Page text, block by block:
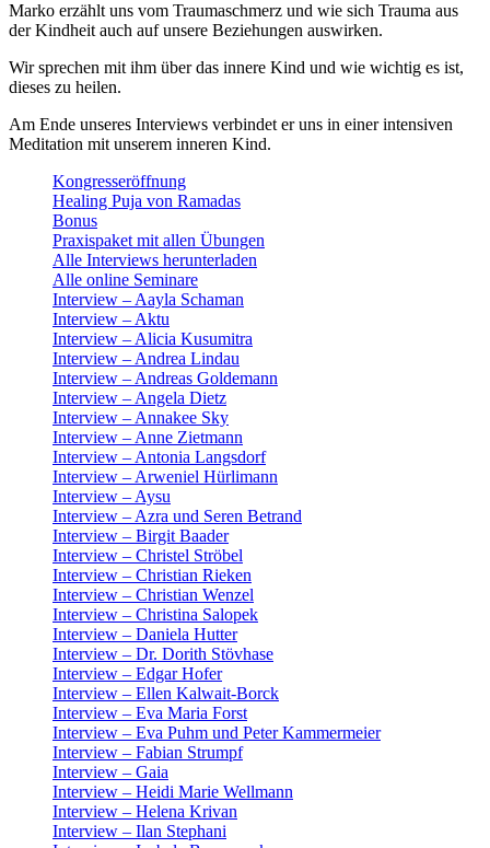
Marko erzählt uns vom Traumaschmerz und wie sich Trauma aus
der Kindheit auch auf unsere Beziehungen auswirken.
Wir sprechen mit ihm über das innere Kind und wie wichtig es ist,
dieses zu heilen.
Am Ende unseres Interviews verbindet er uns in einer intensiven
Meditation mit unserem inneren Kind.
Kongresseröffnung
Healing Puja von Ramadas
Bonus
Praxispaket mit allen Übungen
Alle Interviews herunterladen
Alle online Seminare
Interview – Aayla Schaman
Interview – Aktu
Interview – Alicia Kusumitra
Interview – Andrea Lindau
Interview – Andreas Goldemann
Interview – Angela Dietz
Interview – Annakee Sky
Interview – Anne Zietmann
Interview – Antonia Langsdorf
Interview – Arweniel Hürlimann
Interview – Aysu
Interview – Azra und Seren Betrand
Interview – Birgit Baader
Interview – Christel Ströbel
Interview – Christian Rieken
Interview – Christian Wenzel
Interview – Christina Salopek
Interview – Daniela Hutter
Interview – Dr. Dorith Stövhase
Interview – Edgar Hofer
Interview – Ellen Kalwait-Borck
Interview – Eva Maria Forst
Interview – Eva Puhm und Peter Kammermeier
Interview – Fabian Strumpf
Interview – Gaia
Interview – Heidi Marie Wellmann
Interview – Helena Krivan
Interview – Ilan Stephani